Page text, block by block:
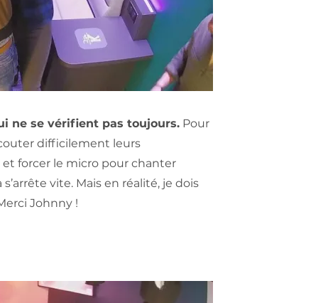
ne se vérifient pas toujours. Pour
difficilement leurs
forcer le micro pour chanter
vite. Mais en réalité, je dois
Johnny !